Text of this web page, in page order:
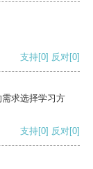
支持[0] 反对[0]
求选择学习方
支持[0] 反对[0]